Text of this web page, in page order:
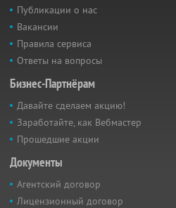
Публикации о нас
Вакансии
Правила сервиса
Ответы на вопросы
Бизнес-Партнёрам
Давайте сделаем акцию!
Заработайте, как Вебмастер
Прошедшие акции
Документы
Агентский договор
Лицензионный договор